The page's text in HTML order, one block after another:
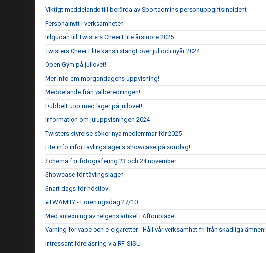
Viktigt meddelande till berörda av Sportadmins personuppgiftsincident
Personalnytt i verksamheten
Inbjudan till Twisters Cheer Elite årsmöte 2025
Twisters Cheer Elite kansli stängt över jul och nyår 2024
Open Gym på jullovet!
Mer info om morgondagens uppvisning!
Meddelande från valberedningen!
Dubbelt upp med läger på jullovet!
Information om juluppvisningen 2024
Twisters styrelse söker nya medlemmar för 2025
Lite info inför tävlingslagens showcase på söndag!
Schema för fotografering 23 och 24 november
Showcase för tävlingslagen
Snart dags för höstlov!
#TWAMILY - Föreningsdag 27/10
Med anledning av helgens artikel i Aftonbladet
Varning för vape och e-cigaretter - Håll vår verksamhet fri från skadliga ämnen!
Intressant föreläsning via RF-SISU